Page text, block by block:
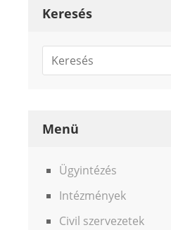
Keresés
Menü
Ügyintézés
Intézmények
Civil szervezetek